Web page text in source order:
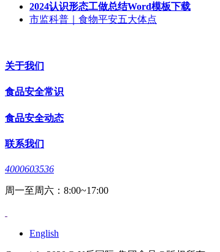
2024认识形态工做总结Word模板下载
市监科普｜食物平安五大体点
关于我们
食品安全常识
食品安全动态
联系我们
4000603536
周一至周六：8:00~17:00
English